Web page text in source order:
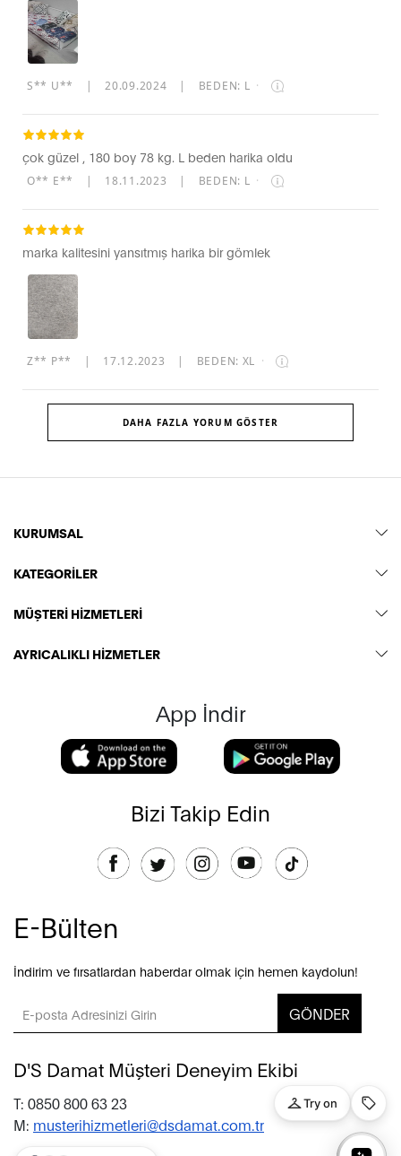
S** U** | 20.09.2024 | BEDEN: L ·
çok güzel , 180 boy 78 kg. L beden harika oldu
O** E** | 18.11.2023 | BEDEN: L ·
marka kalitesini yansıtmış harika bir gömlek
Z** P** | 17.12.2023 | BEDEN: XL ·
DAHA FAZLA YORUM GÖSTER
KURUMSAL
KATEGORİLER
MÜŞTERİ HİZMETLERİ
AYRICALIKLI HİZMETLER
App İndir
Bizi Takip Edin
E-Bülten
İndirim ve fırsatlardan haberdar olmak için hemen kaydolun!
GÖNDER
D'S Damat Müşteri Deneyim Ekibi
T: 0850 800 63 23
M: musterihizmetleri@dsdamat.com.tr